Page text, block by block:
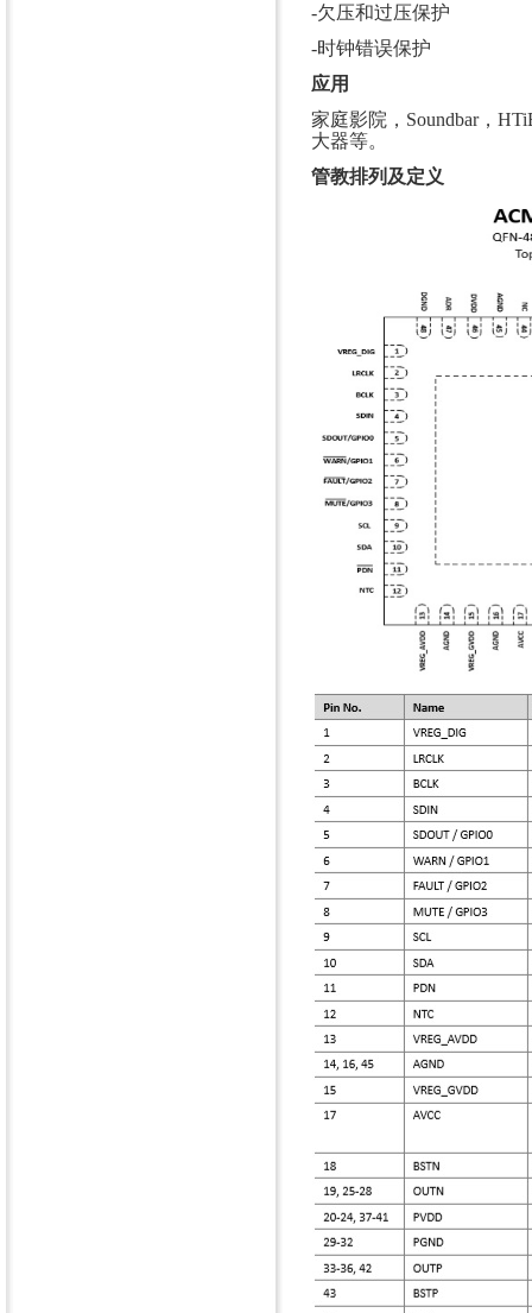
-欠压和过压保护
-时钟错误保护
应用
家庭影院，Soundbar，
大器等。
管教排列及定义